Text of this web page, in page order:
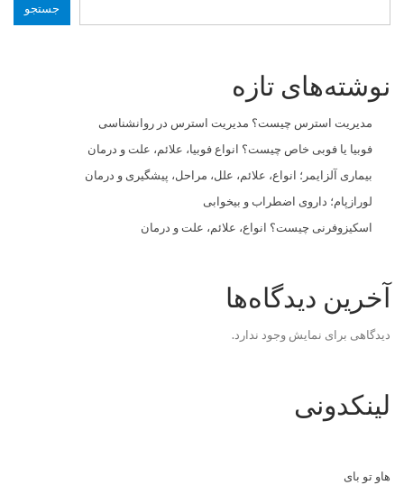
جستجو
نوشته‌های تازه
مدیریت استرس چیست؟ مدیریت استرس در روانشناسی
فوبیا یا فوبی خاص چیست؟ انواع فوبیا، علائم، علت و درمان
بیماری آلزایمر؛ انواع، علائم، علل، مراحل، پیشگیری و درمان
لورازپام؛ داروی اضطراب و بیخوابی
اسکیزوفرنی چیست؟ انواع، علائم، علت و درمان
آخرین دیدگاه‌ها
دیدگاهی برای نمایش وجود ندارد.
لینکدونی
هاو تو بای